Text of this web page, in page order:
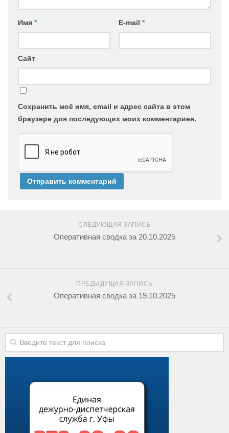
Имя * E-mail *
Сайт
Сохранить моё имя, email и адрес сайта в этом
браузере для последующих моих комментариев.
СЛЕДУЮЩАЯ ЗАПИСЬ
Оперативная сводка за 20.10.2025
ПРЕДЫДУЩАЯ ЗАПИСЬ
Оперативная сводка за 19.10.2025